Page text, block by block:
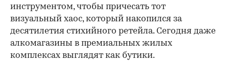
инструментом, чтобы причесать тот
визуальный хаос, который накопился за
десятилетия стихийного ретейла. Сегодня даже
алкомагазины в премиальных жилых
комплексах выглядят как бутики.